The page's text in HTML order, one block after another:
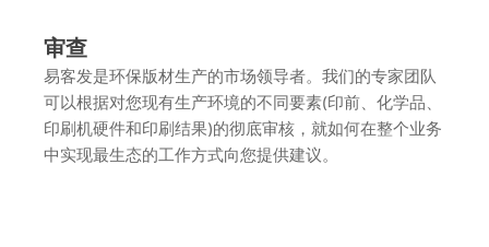
审查
易客发是环保版材生产的市场领导者。我们的专家团队
可以根据对您现有生产环境的不同要素(印前、化学品、
印刷机硬件和印刷结果)的彻底审核，就如何在整个业务
中实现最生态的工作方式向您提供建议。